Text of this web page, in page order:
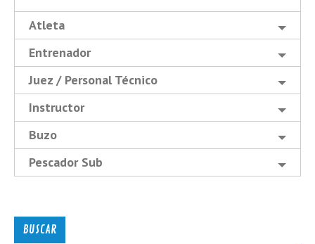
Atleta
Entrenador
Juez / Personal Técnico
Instructor
Buzo
Pescador Sub
BUSCAR